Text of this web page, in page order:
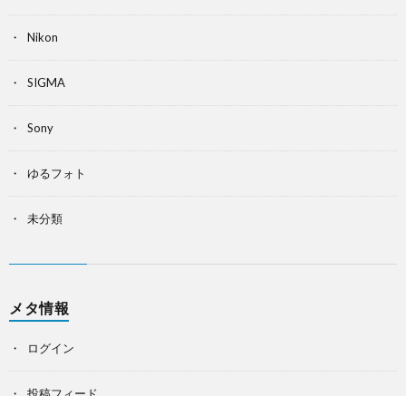
Nikon
SIGMA
Sony
ゆるフォト
未分類
メタ情報
ログイン